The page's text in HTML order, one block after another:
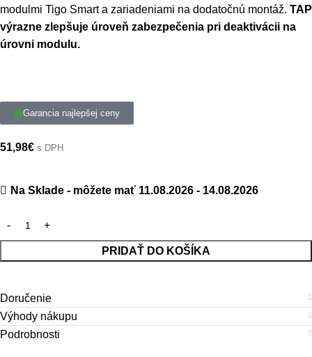
modulmi Tigo Smart a zariadeniami na dodatočnú montáž. TAP
výrazne zlepšuje úroveň zabezpečenia pri deaktivácii na
úrovni modulu.
Garancia najlepšej ceny
51,98€ s DPH
Na Sklade - môžete mať 11.08.2026 - 14.08.2026
PRIDAŤ DO KOŠÍKA
Doručenie
Výhody nákupu
Podrobnosti